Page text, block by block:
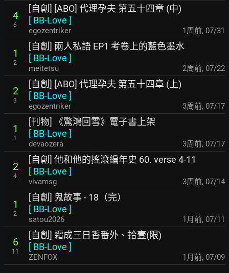
4
6
[自創] [ABO] 代理孕夫 第五十四章 (中)
[ BB-Love ]
egozentriker 1周前, 07/31
1
2
[自創] 兩人私語 EP1 考卷上的藍色墨水
[ BB-Love ]
meitetsu 2周前, 07/22
2
3
[自創] [ABO] 代理孕夫 第五十四章 (上)
[ BB-Love ]
egozentriker 3周前, 07/17
1
1
[刊物] 《驚鴻回雪》電子書上架
[ BB-Love ]
devaozera 3周前, 07/17
2
4
[自創] 他和他的搖滾編年史 60. verse 4-11
[ BB-Love ]
vivamsg 3周前, 07/14
1
2
[自創] 鬼故事 - 18（完）
[ BB-Love ]
satou2026 1月前, 07/11
6
11
[自創] 霜成三日香番外、拾壹(限)
[ BB-Love ]
ZENFOX 1月前, 07/09